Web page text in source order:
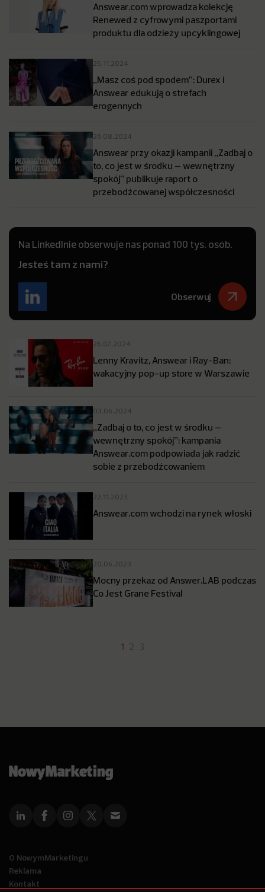
Answear.com wprowadza kolekcję
Renewed z cyfrowymi paszportami
produktu dla odzieży upcyklingowej
25.11.2024
„Masz coś pod spodem”: Durex i
Answear edukują o strefach
erogennych
26.08.2024
Answear przy okazji kampanii „Zadbaj o
to, co jest w środku – wewnętrzny
spokój” publikuje raport o
przebodźcowanej współczesności
Na LinkedInie obserwuje nas ponad 100 tys. osób.
Jesteś tam z nami?
Obserwuj
26.07.2024
Lenny Kravitz, Answear i Ray-Ban:
wakacyjny pop-up store w Warszawie
03.06.2024
„Zadbaj o to, co jest w środku –
wewnętrzny spokój”: kampania
Answear.com podpowiada jak radzić
sobie z przebodźcowaniem
22.11.2023
Answear.com wchodzi na rynek włoski
20.06.2023
Mocny przekaz od Answer.LAB podczas
Co Jest Grane Festival
1 2 3
O NowymMarketingu
Reklama
Kontakt